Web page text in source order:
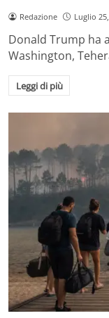
Redazione Luglio
Donald Trump ha
Washington,
Leggi di più